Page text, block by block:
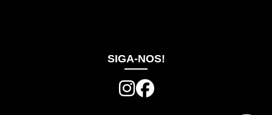
SIGA-NOS!